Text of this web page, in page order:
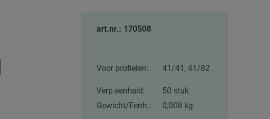
art.nr.: 170508
Voor profielen: 41/41, 41/82
Verp.eenheid:
50 stuk
Gewicht/Eenh.:
0,008 kg